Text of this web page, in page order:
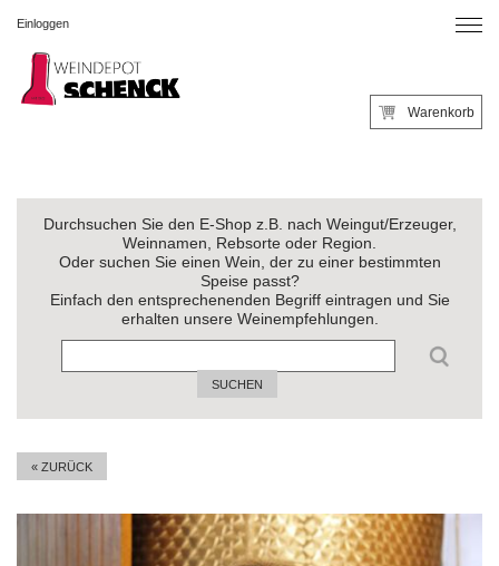
Einloggen
Warenkorb
Durchsuchen Sie den E-Shop z.B. nach Weingut/Erzeuger,
Weinnamen, Rebsorte oder Region.
Oder suchen Sie einen Wein, der zu einer bestimmten
Speise passt?
Einfach den entsprechenenden Begriff eintragen und Sie
erhalten unsere Weinempfehlungen.
SUCHEN
« ZURÜCK